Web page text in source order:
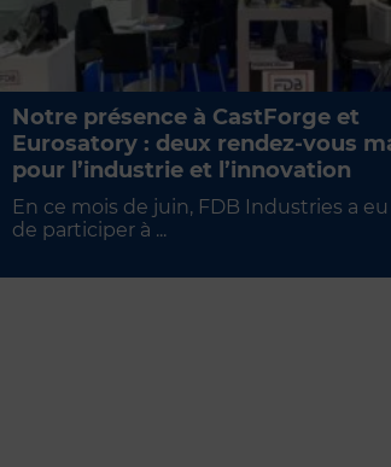
Notre présence à CastForge et
Eurosatory : deux rendez-vous
pour l’industrie et l’innovation
En ce mois de juin, FDB Industries a
de participer à ...